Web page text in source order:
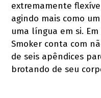
extremamente
agindo mais como
uma língua em si. Em
Smoker conta com
de seis apêndices
brotando de seu